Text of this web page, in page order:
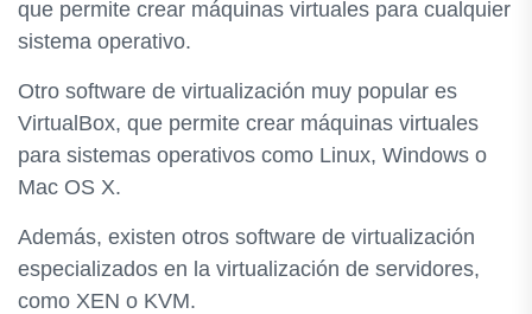
que permite crear máquinas virtuales para cualquier
sistema operativo.
Otro software de virtualización muy popular es
VirtualBox, que permite crear máquinas virtuales
para sistemas operativos como Linux, Windows o
Mac OS X.
Además, existen otros software de virtualización
especializados en la virtualización de servidores,
como XEN o KVM.